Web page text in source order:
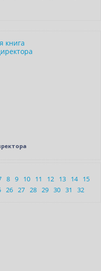
8 9 10 11 12 13 14
15
26 27 28 29 30 31 32